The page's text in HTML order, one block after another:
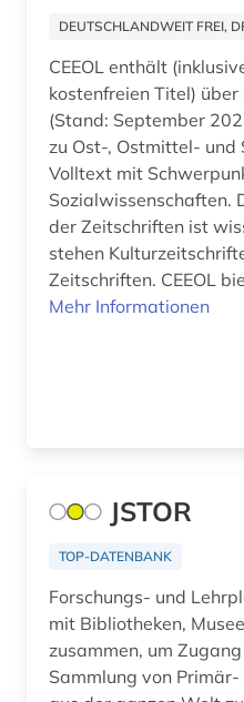
baurecht (3)
bauschaden (1)
baustoff (2)
bautechnik (3)
bauteil (1)
bauwerk (1)
belgien (1)
benelux (1)
benin (1)
bergbau (3)
GUS (5)
Großbritannien (7)
Hessen (1)
Irland (1)
Israel (3)
Italien (6)
Japan (2)
Korea (1)
Makedonien (4)
DEUTSCHLANDWEIT FREI,
CEEOL enthält
kostenfreien Titel)
(Stand: September
zu Ost-, Ostmittel- und
Volltext mit
Sozialwissenschaften.
der Zeitschriften ist
stehen
Zeitschriften.
Mehr Informationen
JSTOR
TOP-DATENBANK
Forschungs- und
mit Bibliotheken,
zusammen, um
Sammlung von